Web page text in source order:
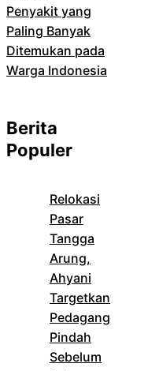
Penyakit yang
Paling Banyak
Ditemukan pada
Warga Indonesia
Berita
Populer
Relokasi
Pasar
Tangga
Arung,
Ahyani
Targetkan
Pedagang
Pindah
Sebelum